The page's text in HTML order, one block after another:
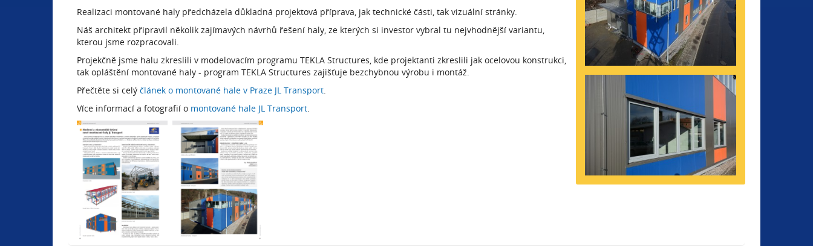
Realizaci montované haly předcházela důkladná projektová příprava, jak technické části, tak vizuální stránky.
Náš architekt připravil několik zajímavých návrhů řešení haly, ze kterých si investor vybral tu nejvhodnější variantu,
kterou jsme rozpracovali.
Projekčně jsme halu zkreslili v modelovacím programu TEKLA Structures, kde projektanti zkreslili jak ocelovou konstrukci,
tak opláštění montované haly - program TEKLA Structures zajišťuje bezchybnou výrobu i montáž.
Přečtěte si celý článek o montované hale v Praze JL Transport.
Více informací a fotografií o montované hale JL Transport.